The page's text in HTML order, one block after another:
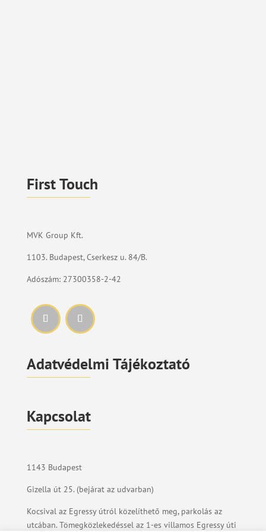
First Touch
MVK Group Kft.
1103. Budapest, Cserkesz u. 84/B.
Adószám: 27300358-2-42
Adatvédelmi Tájékoztató
Kapcsolat
1143 Budapest
Gizella út 25. (bejárat az udvarban)
Kocsival az Egressy útról közelíthető meg, parkolás az
utcában. Tömegközlekedéssel az 1-es villamos Egressy úti